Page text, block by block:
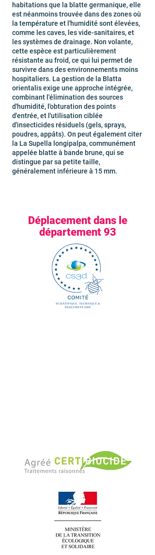
habitations que la blatte germanique, elle
est néanmoins trouvée dans des zones où
la température et l'humidité sont élevées,
comme les caves, les vide-sanitaires, et
les systèmes de drainage. Non volante,
cette espèce est particulièrement
résistante au froid, ce qui lui permet de
survivre dans des environnements moins
hospitaliers. La gestion de la Blatta
orientalis exige une approche intégrée,
combinant l'élimination des sources
d'humidité, l'obturation des points
d'entrée, et l'utilisation ciblée
d'insecticides résiduels (gels, sprays,
poudres, appâts). On peut également citer
la La Supella longipalpa, communément
appelée blatte à bande brune, qui se
distingue par sa petite taille,
généralement inférieure à 15 mm.
Déplacement dans le
département 93